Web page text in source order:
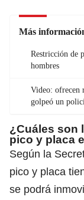
Más
Restricción de
hombres
Video: ofrecen
golpeó un
¿Cuáles son
pico y placa
Según la
pico y placa
se podrá